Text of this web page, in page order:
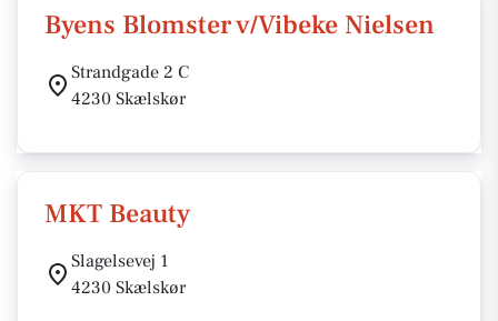
Byens Blomster v/Vibeke Nielsen
Strandgade 2 C
4230 Skælskør
MKT Beauty
Slagelsevej 1
4230 Skælskør